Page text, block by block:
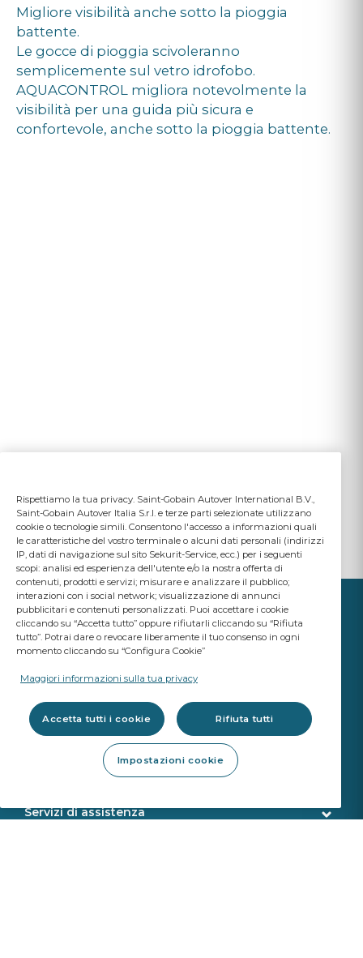
Migliore visibilità anche sotto la pioggia
battente.
Le gocce di pioggia scivoleranno
semplicemente sul vetro idrofobo.
AQUACONTROL migliora notevolmente la
visibilità per una guida più sicura e
confortevole, anche sotto la pioggia battente.
IL TUO BUSINESS CONTA
Un marchio Saint-Gobain
Vetri
Compliance
Prodotti per l'officina
Servizi di assistenza
Rispettiamo la tua privacy. Saint-Gobain Autover International B.V.,
Saint-Gobain Autover Italia S.r.l. e terze parti selezionate utilizzano
cookie o tecnologie simili. Consentono l'accesso a informazioni quali
le caratteristiche del vostro terminale o alcuni dati personali (indirizzi
IP, dati di navigazione sul sito Sekurit-Service, ecc.) per i seguenti
scopi: analisi ed esperienza dell'utente e/o la nostra offerta di
contenuti, prodotti e servizi; misurare e analizzare il pubblico;
interazioni con i social network; visualizzazione di annunci
pubblicitari e contenuti personalizzati. Puoi accettare i cookie
cliccando su “Accetta tutto” oppure rifiutarli cliccando su “Rifiuta
tutto”. Potrai dare o revocare liberamente il tuo consenso in ogni
momento cliccando su “Configura Cookie”
Maggiori informazioni sulla tua privacy
Accetta tutti i cookie Rifiuta tutti
Impostazioni cookie